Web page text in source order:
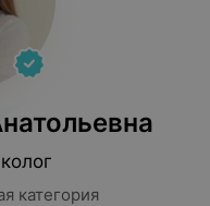
категория